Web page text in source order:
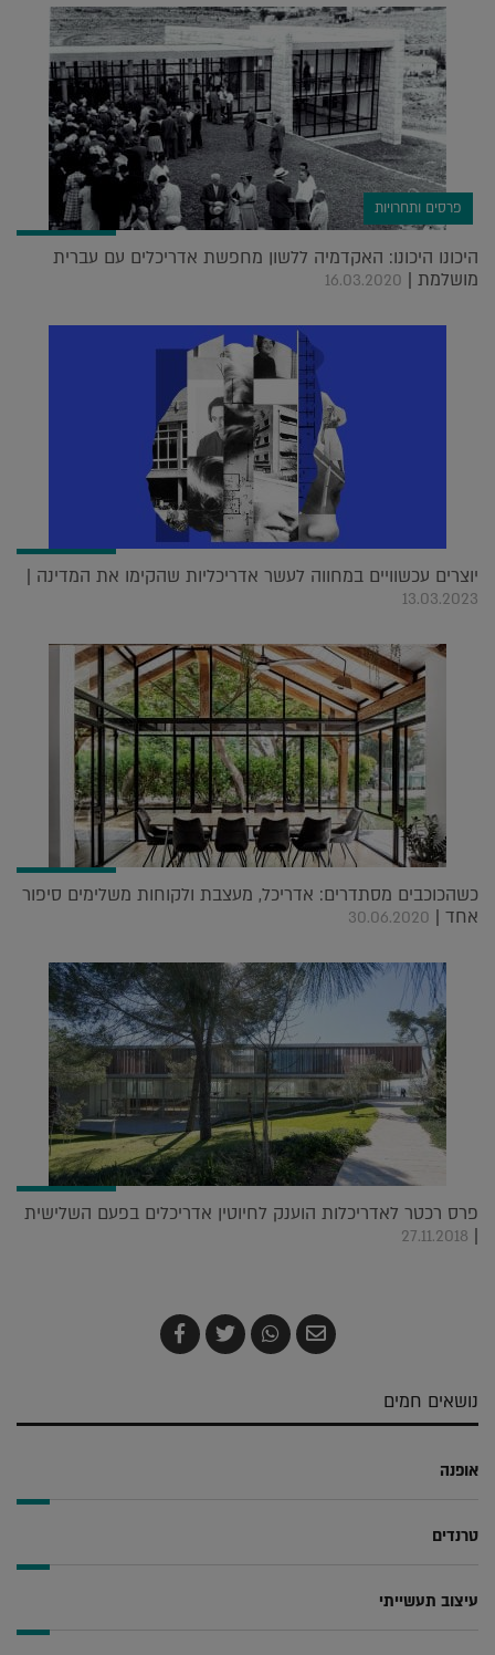
פרסים ותחרויות
היכונו היכונו: האקדמיה ללשון מחפשת אדריכלים עם עברית
מושלמת | 16.03.2020
יוצרים עכשוויים במחווה לעשר אדריכליות שהקימו את המדינה |
13.03.2023
כשהכוכבים מסתדרים: אדריכל, מעצבת ולקוחות משלימים סיפור
אחד | 30.06.2020
פרס רכטר לאדריכלות הוענק לחיוטין אדריכלים בפעם השלישית
|
27.11.2018
שלח
בדואר
שתף
ב-
צייץ
ב-
שתף
ב-
נושאים חמים
אופנה
טרנדים
עיצוב תעשייתי